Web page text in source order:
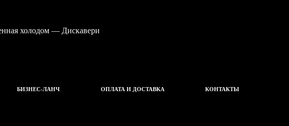
БИЗНЕС-ЛАНЧ ОПЛАТА И ДОСТАВКА КОНТАКТЫ